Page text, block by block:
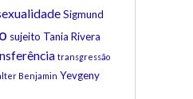
Sigmund
sujeito Tania Rivera
transgressão
Benjamin Yevgeny